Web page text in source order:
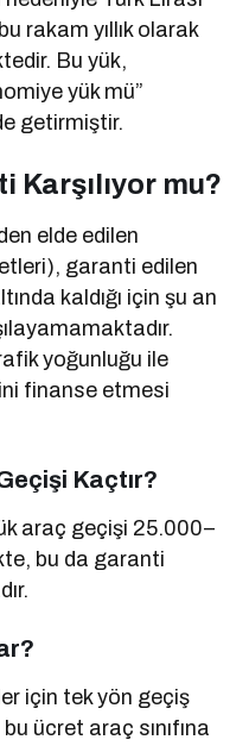
rakam yıllık olarak
Bu yük,
yük mü”
getirmiştir.
Karşılıyor mu?
elde edilen
garanti edilen
kaldığı için şu an
yoğunluğu ile
finanse etmesi
Kaçtır?
araç geçişi 25.000–
bu da garanti
için tek yön geçiş
ücret araç sınıfına